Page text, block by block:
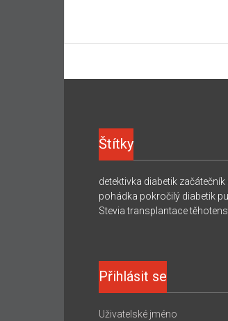
Štítky
detektivka diabetik začátečník
pohádka pokročilý diabetik
Stevia transplantace
Přihlásit se
Uživatelské jméno